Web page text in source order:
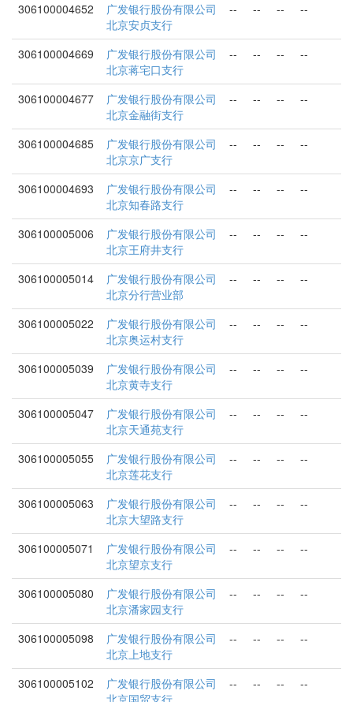
306100004652
广发银行股份有限公司
北京安贞支行
-- -- -- --
306100004669
广发银行股份有限公司
北京蒋宅口支行
-- -- -- --
306100004677
广发银行股份有限公司
北京金融街支行
-- -- -- --
306100004685
广发银行股份有限公司
北京京广支行
-- -- -- --
306100004693
广发银行股份有限公司
北京知春路支行
-- -- -- --
306100005006
广发银行股份有限公司
北京王府井支行
-- -- -- --
306100005014
广发银行股份有限公司
北京分行营业部
-- -- -- --
306100005022
广发银行股份有限公司
北京奥运村支行
-- -- -- --
306100005039
广发银行股份有限公司
北京黄寺支行
-- -- -- --
306100005047
广发银行股份有限公司
北京天通苑支行
-- -- -- --
306100005055
广发银行股份有限公司
北京莲花支行
-- -- -- --
306100005063
广发银行股份有限公司
北京大望路支行
-- -- -- --
306100005071
广发银行股份有限公司
北京望京支行
-- -- -- --
306100005080
广发银行股份有限公司
北京潘家园支行
-- -- -- --
306100005098
广发银行股份有限公司
北京上地支行
-- -- -- --
306100005102
广发银行股份有限公司
北京国贸支行
-- -- -- --